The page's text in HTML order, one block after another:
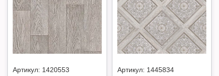
Артикул: 1420553 Артикул: 1445834